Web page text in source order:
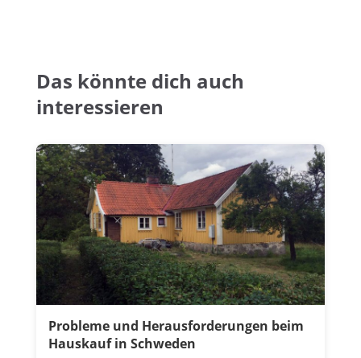
Das könnte dich auch
interessieren
Probleme und Herausforderungen beim
Hauskauf in Schweden